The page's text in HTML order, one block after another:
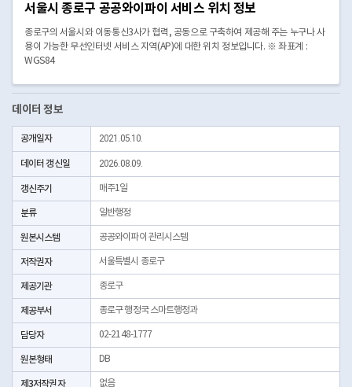
서울시 종로구 공공와이파이 서비스 위치 정보
종로구의 서울시와 이동통신3사가 협력, 공동으로 구축하여 제공해 주는 누구나 사
용이 가능한 무선인터넷 서비스 지역(AP)에 대한 위치 정보입니다. ※ 좌표계 :
WGS84
데이터 정보
공개일자 2021.05.10.
데이터 갱신일 2026.08.09.
갱신주기 매주1일
분류 일반행정
원본시스템 공공와이파이 관리시스템
저작권자 서울특별시 종로구
제공기관 종로구
제공부서 종로구 행정국 스마트행정과
담당자 02-2148-1777
원본형태 DB
제3저작권자 없음